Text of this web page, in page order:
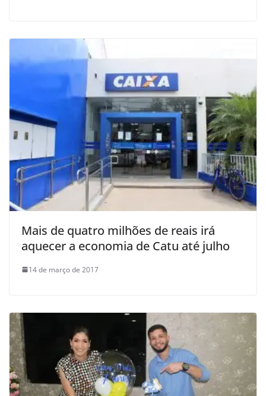
Mais de quatro milhões de reais irá
aquecer a economia de Catu até julho
14 de março de 2017